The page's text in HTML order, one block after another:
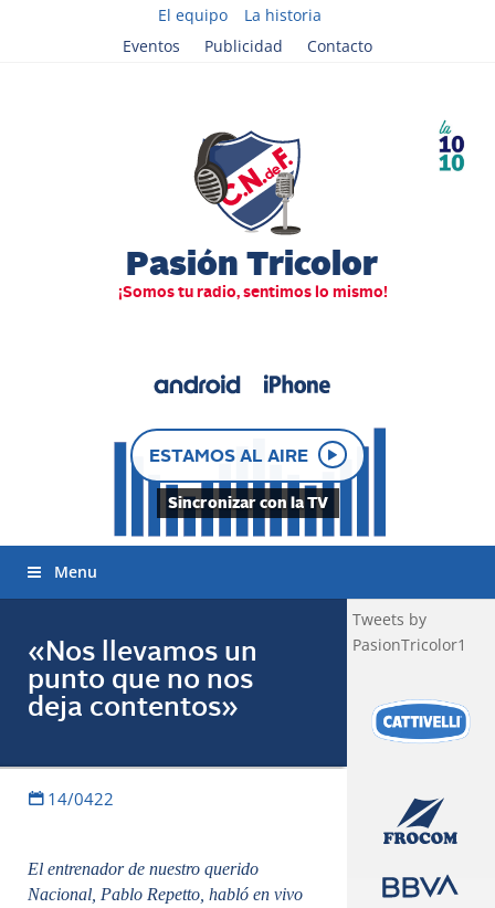
El equipo
La historia
Eventos
Publicidad Contacto
ESTAMOS AL AIRE
Sincronizar con la TV
Menu
«Nos llevamos un
punto que no nos
deja contentos»
14/0422
El entrenador de nuestro querido
Nacional, Pablo Repetto, habló en vivo
Tweets by
PasionTricolor1